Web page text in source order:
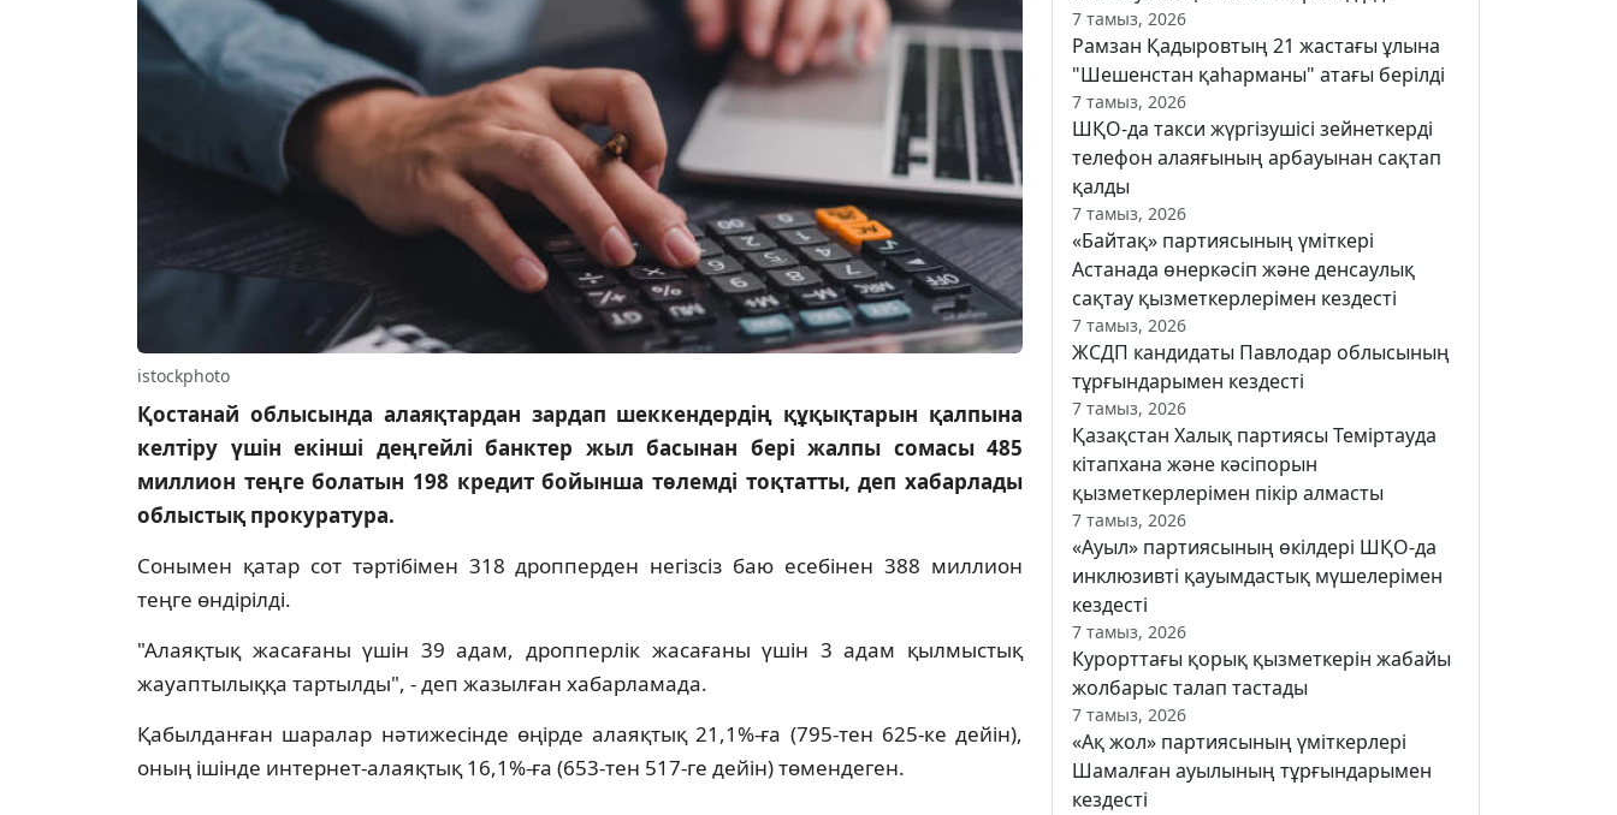
istockphoto
Қостанай облысында алаяқтардан зардап шеккендердің құқықтарын қалпына
келтіру үшін екінші деңгейлі банктер жыл басынан бері жалпы сомасы 485
миллион теңге болатын 198 кредит бойынша төлемді тоқтатты, деп хабарлады
облыстық прокуратура.
Сонымен қатар сот тәртібімен 318 дропперден негізсіз баю есебінен 388 миллион
теңге өндірілді.
"Алаяқтық жасағаны үшін 39 адам, дропперлік жасағаны үшін 3 адам қылмыстық
жауаптылыққа тартылды", - деп жазылған хабарламада.
Қабылданған шаралар нәтижесінде өңірде алаяқтық 21,1%-ға (795-тен 625-ке дейін),
оның ішінде интернет-алаяқтық 16,1%-ға (653-тен 517-ге дейін) төмендеген.
7 тамыз, 2026
Рамзан Қадыровтың 21 жастағы ұлына
"Шешенстан қаһарманы" атағы берілді
7 тамыз, 2026
ШҚО-да такси жүргізушісі зейнеткерді
телефон алаяғының арбауынан сақтап
қалды
7 тамыз, 2026
«Байтақ» партиясының үміткері
Астанада өнеркәсіп және денсаулық
сақтау қызметкерлерімен кездесті
7 тамыз, 2026
ЖСДП кандидаты Павлодар облысының
тұрғындарымен кездесті
7 тамыз, 2026
Қазақстан Халық партиясы Теміртауда
кітапхана және кәсіпорын
қызметкерлерімен пікір алмасты
7 тамыз, 2026
«Ауыл» партиясының өкілдері ШҚО-да
инклюзивті қауымдастық мүшелерімен
кездесті
7 тамыз, 2026
Курорттағы қорық қызметкерін жабайы
жолбарыс талап тастады
7 тамыз, 2026
«Ақ жол» партиясының үміткерлері
Шамалған ауылының тұрғындарымен
кездесті